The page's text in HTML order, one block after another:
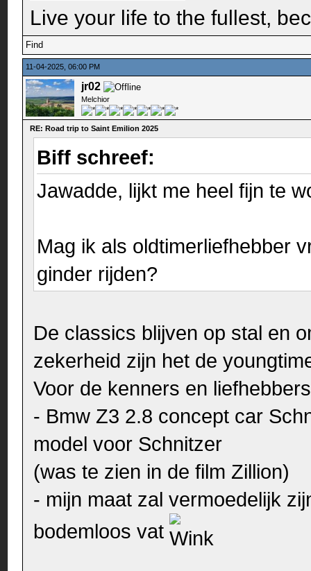
Live your life to the fullest,
Find
11-04-2025, 06:00 PM
jr02
Melchior
RE: Road trip to Saint Emilion 2025
Biff schreef:
Jawadde, lijkt me heel fijn te
Mag ik als oldtimerliefhebber
ginder rijden?
De classics blijven op stal en
zekerheid zijn het de
Voor de kenners en
- Bmw Z3 2.8 concept car
model voor Schnitzer
(was te zien in de film Zillion)
- mijn maat zal vermoedelijk
bodemloos vat